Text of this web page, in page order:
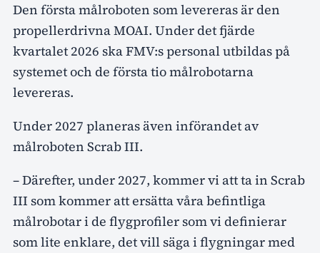
Den första målroboten som levereras är den
propellerdrivna MOAI. Under det fjärde
kvartalet 2026 ska FMV:s personal utbildas på
systemet och de första tio målrobotarna
levereras.
Under 2027 planeras även införandet av
målroboten Scrab III.
– Därefter, under 2027, kommer vi att ta in Scrab
III som kommer att ersätta våra befintliga
målrobotar i de flygprofiler som vi definierar
som lite enklare, det vill säga i flygningar med